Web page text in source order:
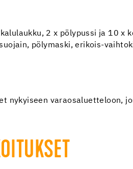
2 x pölypussi ja 10
pölymaski, erikois-
nykyiseen varaosaluetteloon,